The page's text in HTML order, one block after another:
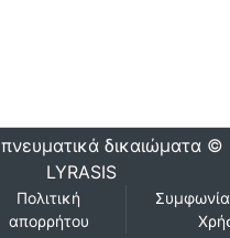
πνευματικά δικαιώματα
LYRASIS
Πολιτική
απορρήτου